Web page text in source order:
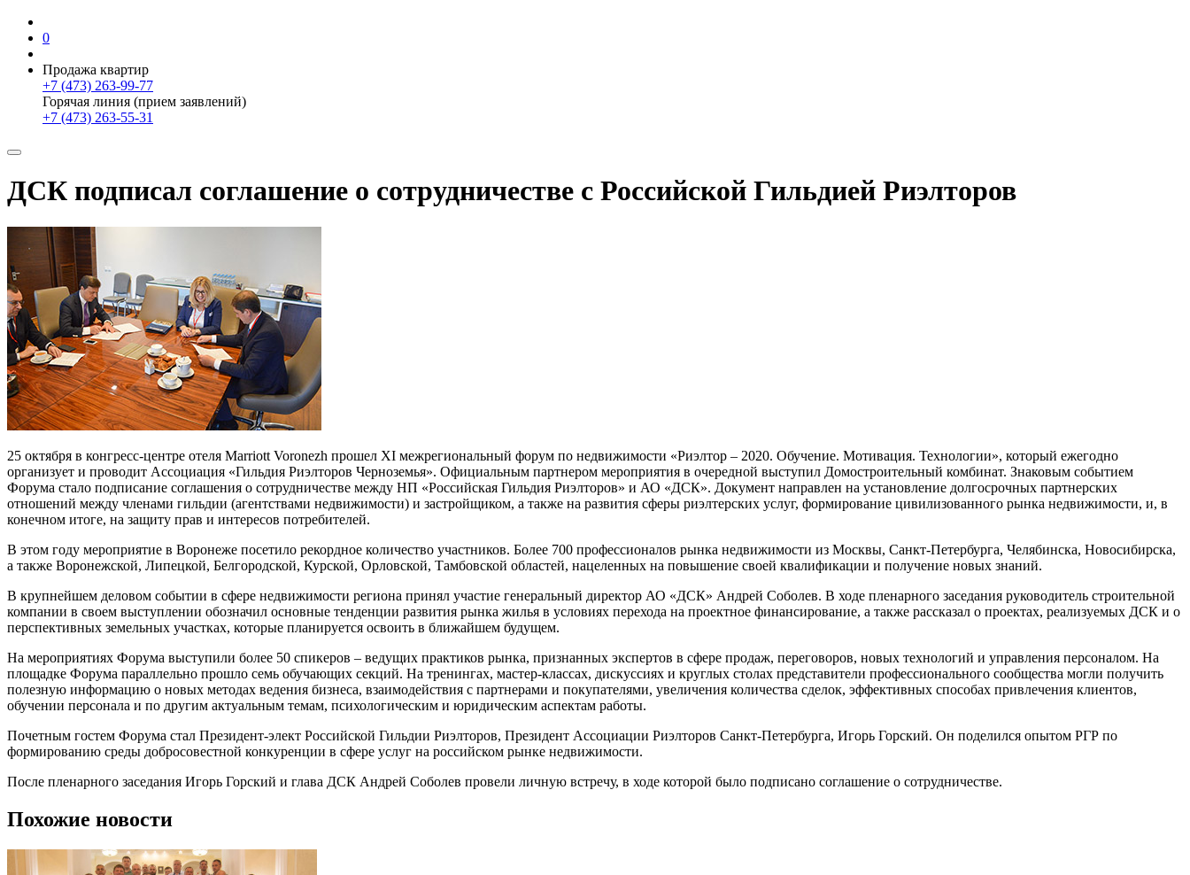
0
Продажа квартир
+7 (473) 263-99-77
Горячая линия (прием заявлений)
+7 (473) 263-55-31
ДСК подписал соглашение о сотрудничестве с Российской Гильдией Риэлторов
25 октября в конгресс-центре отеля Marriott Voronezh прошел XI межрегиональный форум по недвижимости «Риэлтор – 2020. Обучение. Мотивация. Технологии», который ежегодно
организует и проводит Ассоциация «Гильдия Риэлторов Черноземья». Официальным партнером мероприятия в очередной выступил Домостроительный комбинат. Знаковым событием
Форума стало подписание соглашения о сотрудничестве между НП «Российская Гильдия Риэлторов» и АО «ДСК». Документ направлен на установление долгосрочных партнерских
отношений между членами гильдии (агентствами недвижимости) и застройщиком, а также на развития сферы риэлтерских услуг, формирование цивилизованного рынка недвижимости, и, в
конечном итоге, на защиту прав и интересов потребителей.
В этом году мероприятие в Воронеже посетило рекордное количество участников. Более 700 профессионалов рынка недвижимости из Москвы, Санкт-Петербурга, Челябинска, Новосибирска,
а также Воронежской, Липецкой, Белгородской, Курской, Орловской, Тамбовской областей, нацеленных на повышение своей квалификации и получение новых знаний.
В крупнейшем деловом событии в сфере недвижимости региона принял участие генеральный директор АО «ДСК» Андрей Соболев. В ходе пленарного заседания руководитель строительной
компании в своем выступлении обозначил основные тенденции развития рынка жилья в условиях перехода на проектное финансирование, а также рассказал о проектах, реализуемых ДСК и о
перспективных земельных участках, которые планируется освоить в ближайшем будущем.
На мероприятиях Форума выступили более 50 спикеров – ведущих практиков рынка, признанных экспертов в сфере продаж, переговоров, новых технологий и управления персоналом. На
площадке Форума параллельно прошло семь обучающих секций. На тренингах, мастер-классах, дискуссиях и круглых столах представители профессионального сообщества могли получить
полезную информацию о новых методах ведения бизнеса, взаимодействия с партнерами и покупателями, увеличения количества сделок, эффективных способах привлечения клиентов,
обучении персонала и по другим актуальным темам, психологическим и юридическим аспектам работы.
Почетным гостем Форума стал Президент-элект Российской Гильдии Риэлторов, Президент Ассоциации Риэлторов Санкт-Петербурга, Игорь Горский. Он поделился опытом РГР по
формированию среды добросовестной конкуренции в сфере услуг на российском рынке недвижимости.
После пленарного заседания Игорь Горский и глава ДСК Андрей Соболев провели личную встречу, в ходе которой было подписано соглашение о сотрудничестве.
Похожие новости